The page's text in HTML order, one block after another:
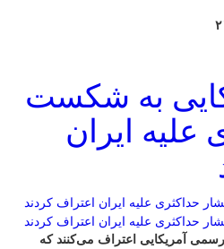
به شکست
علیه ایران
رسمی آمریکایی اعتراف می‌کنند که